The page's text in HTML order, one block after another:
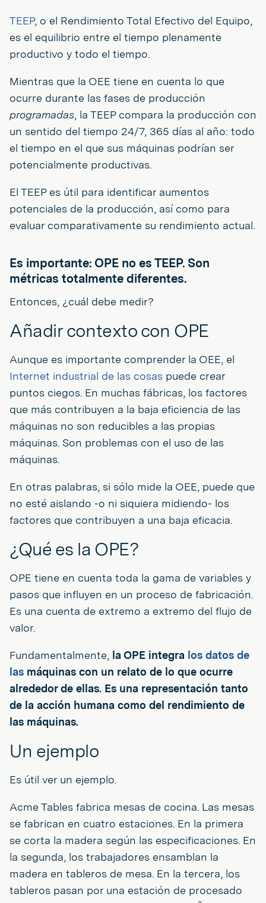
TEEP, o el Rendimiento Total Efectivo del Equipo,
es el equilibrio entre el tiempo plenamente
productivo y todo el tiempo.
Mientras que la OEE tiene en cuenta lo que
ocurre durante las fases de producción
programadas, la TEEP compara la producción con
un sentido del tiempo 24/7, 365 días al año: todo
el tiempo en el que sus máquinas podrían ser
potencialmente productivas.
El TEEP es útil para identificar aumentos
potenciales de la producción, así como para
evaluar comparativamente su rendimiento actual.
Es importante: OPE no es TEEP. Son
métricas totalmente diferentes.
Entonces, ¿cuál debe medir?
Añadir contexto con OPE
Aunque es importante comprender la OEE, el
Internet industrial de las cosas puede crear
puntos ciegos. En muchas fábricas, los factores
que más contribuyen a la baja eficiencia de las
máquinas no son reducibles a las propias
máquinas. Son problemas con el uso de las
máquinas.
En otras palabras, si sólo mide la OEE, puede que
no esté aislando -o ni siquiera midiendo- los
factores que contribuyen a una baja eficacia.
¿Qué es la OPE?
OPE tiene en cuenta toda la gama de variables y
pasos que influyen en un proceso de fabricación.
Es una cuenta de extremo a extremo del flujo de
valor.
Fundamentalmente, la OPE integra los datos de
las máquinas con un relato de lo que ocurre
alrededor de ellas. Es una representación tanto
de la acción humana como del rendimiento de
las máquinas.
Un ejemplo
Es útil ver un ejemplo.
Acme Tables fabrica mesas de cocina. Las mesas
se fabrican en cuatro estaciones. En la primera
se corta la madera según las especificaciones. En
la segunda, los trabajadores ensamblan la
madera en tableros de mesa. En la tercera, los
tableros pasan por una estación de procesado